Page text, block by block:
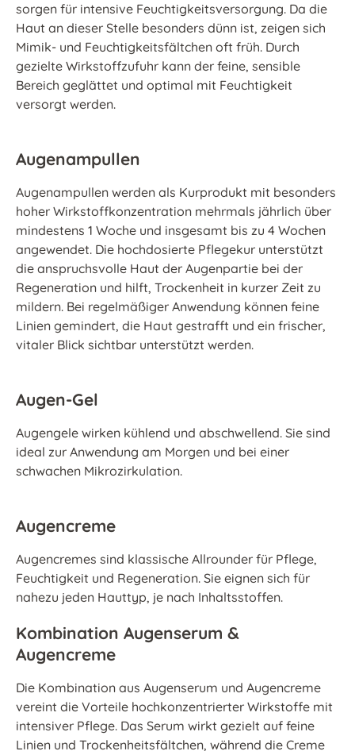
sorgen für intensive Feuchtigkeitsversorgung. Da die
Haut an dieser Stelle besonders dünn ist, zeigen sich
Mimik- und Feuchtigkeitsfältchen oft früh. Durch
gezielte Wirkstoffzufuhr kann der feine, sensible
Bereich geglättet und optimal mit Feuchtigkeit
versorgt werden.
Augenampullen
Augenampullen werden als Kurprodukt mit besonders
hoher Wirkstoffkonzentration mehrmals jährlich über
mindestens 1 Woche und insgesamt bis zu 4 Wochen
angewendet. Die hochdosierte Pflegekur unterstützt
die anspruchsvolle Haut der Augenpartie bei der
Regeneration und hilft, Trockenheit in kurzer Zeit zu
mildern. Bei regelmäßiger Anwendung können feine
Linien gemindert, die Haut gestrafft und ein frischer,
vitaler Blick sichtbar unterstützt werden.
Augen-Gel
Augengele wirken kühlend und abschwellend. Sie sind
ideal zur Anwendung am Morgen und bei einer
schwachen Mikrozirkulation.
Augencreme
Augencremes sind klassische Allrounder für Pflege,
Feuchtigkeit und Regeneration. Sie eignen sich für
nahezu jeden Hauttyp, je nach Inhaltsstoffen.
Kombination Augenserum &
Augencreme
Die Kombination aus Augenserum und Augencreme
vereint die Vorteile hochkonzentrierter Wirkstoffe mit
intensiver Pflege. Das Serum wirkt gezielt auf feine
Linien und Trockenheitsfältchen, während die Creme